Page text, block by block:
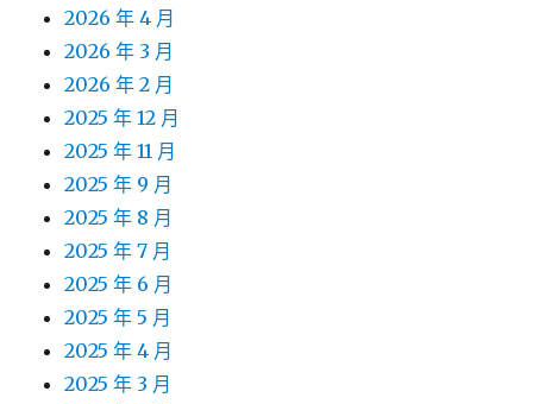
2026 年 4 月
2026 年 3 月
2026 年 2 月
2025 年 12 月
2025 年 11 月
2025 年 9 月
2025 年 8 月
2025 年 7 月
2025 年 6 月
2025 年 5 月
2025 年 4 月
2025 年 3 月